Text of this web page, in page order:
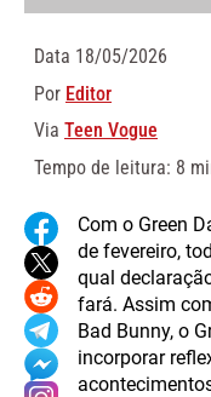
Data 18/05/2026
Por Editor
Via Teen Vogue
Tempo de leitura: 8
Com o Green
de fevereiro,
qual
fará. Assim
Bad Bunny, o
incorporar